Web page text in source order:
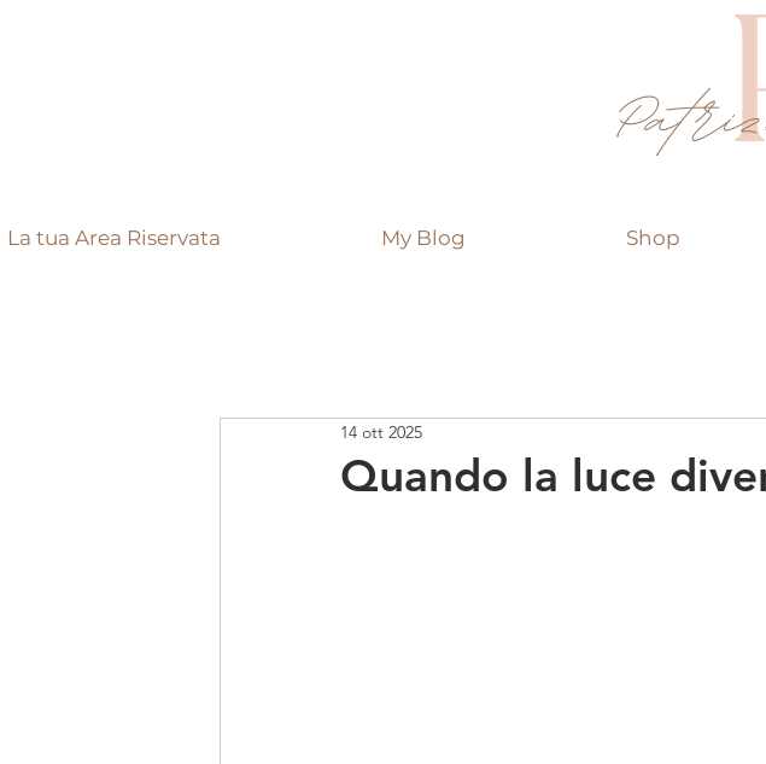
La tua Area Riservata My Blog Shop
Quando la luce
14 ott 2025